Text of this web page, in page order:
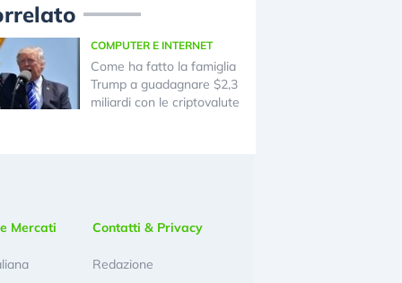
COMPUTER E INTERNET
Come ha fatto la famiglia
Trump a guadagnare $2,3
miliardi con le criptovalute
Mercati Contatti & Privacy
Redazione